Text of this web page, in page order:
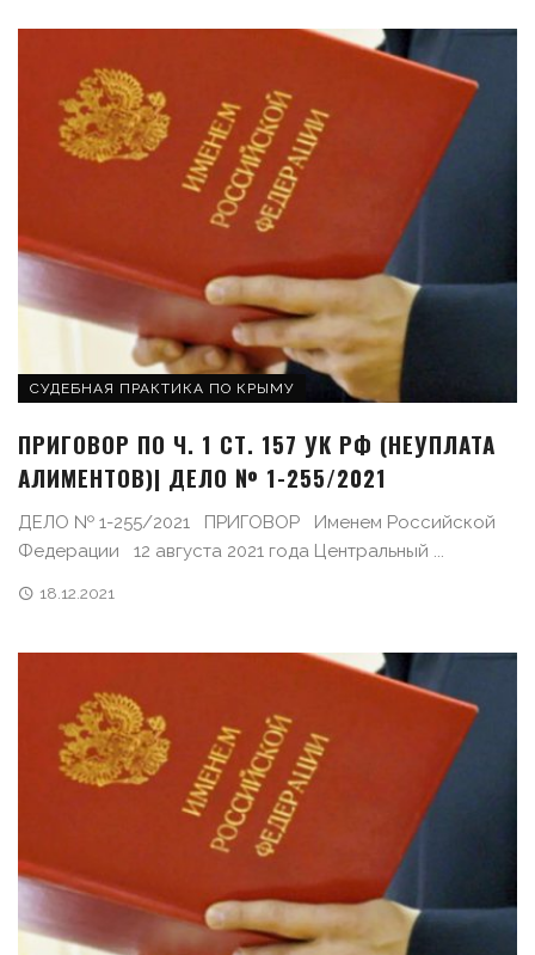
СУДЕБНАЯ ПРАКТИКА ПО КРЫМУ
ПРИГОВОР ПО Ч. 1 СТ. 157 УК РФ (НЕУПЛАТА
АЛИМЕНТОВ)| ДЕЛО № 1-255/2021
ДЕЛО № 1-255/2021 ПРИГОВОР Именем Российской
Федерации 12 августа 2021 года Центральный ...
18.12.2021